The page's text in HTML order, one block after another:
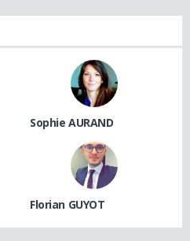
Sophie AURAND
Florian GUYOT